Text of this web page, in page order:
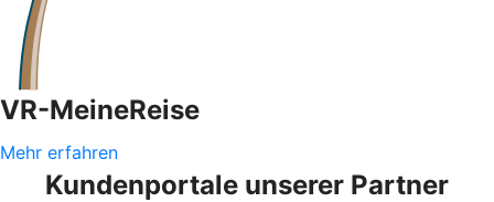
VR-MeineReise
Mehr erfahren
Kundenportale unserer Partner